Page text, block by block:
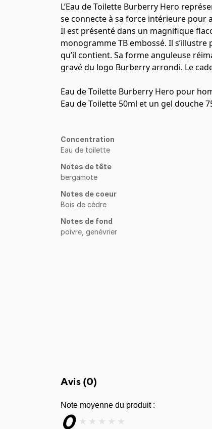
L’Eau de Toilette Burberry Hero
se connecte à sa force intérieure
Il est présenté dans un magnifique
monogramme TB embossé. Il
qu’il contient. Sa forme anguleuse
gravé du logo Burberry arrondi. Le
Eau de Toilette Burberry Hero pour
Eau de Toilette 50ml et un gel douche
Concentration
Eau de toilette
Notes de tête
bergamote
Notes de coeur
Bois de cèdre
Notes de fond
poivre, genévrier
Avis (0)
Note moyenne du produit :
0 ★ ★ ★ ★ ★